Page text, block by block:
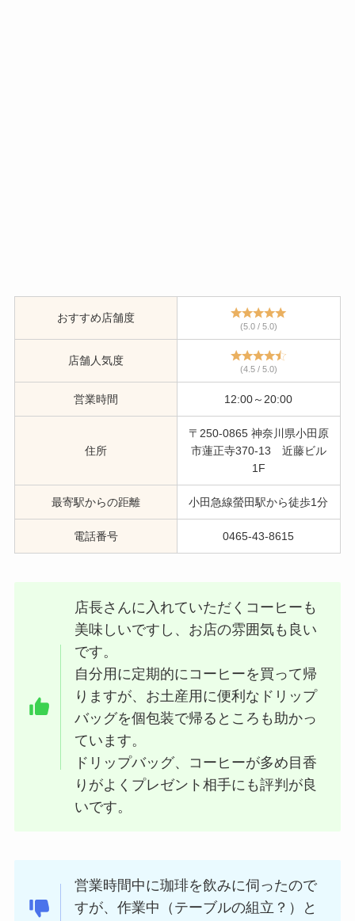
おすすめ店舗度
(5.0 / 5.0)
店舗人気度
(4.5 / 5.0)
営業時間 12:00～20:00
住所
〒250-0865 神奈川県小田原
市蓮正寺370-13 近藤ビル
1F
最寄駅からの距離 小田急線螢田駅から徒歩1分
電話番号 0465-43-8615
店長さんに入れていただくコーヒーも
美味しいですし、お店の雰囲気も良い
です。
自分用に定期的にコーヒーを買って帰
りますが、お土産用に便利なドリップ
バッグを個包装で帰るところも助かっ
ています。
ドリップバッグ、コーヒーが多め目香
りがよくプレゼント相手にも評判が良
いです。
営業時間中に珈琲を飲みに伺ったので
すが、作業中（テーブルの組立？）と